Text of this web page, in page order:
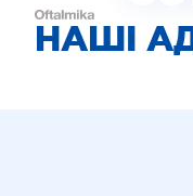
НАШІ